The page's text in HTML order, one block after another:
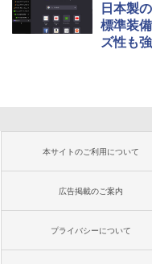
日本製
標準装
ズ性も
本サイトのご利用について
広告掲載のご案内
プライバシーについて